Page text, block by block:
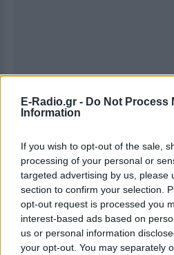
E-Radio.gr - Do Not Process
Information
If you wish to opt-out of the sale,
processing of your personal or
targeted advertising by us, please
section to confirm your selection.
opt-out request is processed you
interest-based ads based on
us or personal information
your opt-out. You may separately
Ακολουθήστε το E-
και μάθετε πρώτοιτα πιο
Για ακόμη περισσότερα νέα,
ειδήσεωντου E-Daily.gr